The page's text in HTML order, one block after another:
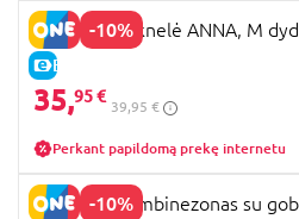
-10%
E-KAINA
DISGUISE suknelė ANNA, M
35,95 €
39,95 €
Perkant papildomą prekę internetu
-10%
DISGUISE kombinezonas su